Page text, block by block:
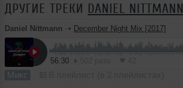
ДРУГИЕ ТРЕКИ DANIEL NITTMANN
Daniel Nittmann ➝ December Night Mix [2017]
56:30
Микс